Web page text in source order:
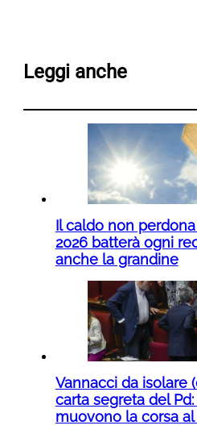
Leggi anche
Il caldo non
2026 batterà ogni
anche la grandine
Vannacci da isolare
carta segreta del
muovono la corsa